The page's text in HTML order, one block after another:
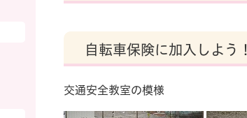
自転車保険に加入しよう！
交通安全教室の模様